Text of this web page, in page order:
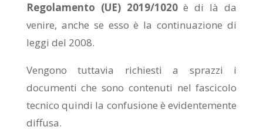
Regolamento (UE) 2019/1020è di là da
venire, anche se esso è la continuazione di
leggi del 2008.
Vengono tuttavia richiesti a sprazzi i
documenti che sono contenuti nel fascicolo
tecnico quindi la confusione è evidentemente
diffusa.